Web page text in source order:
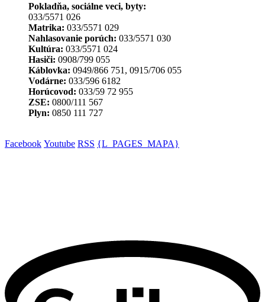
Pokladňa, sociálne veci, byty:
033/5571 026
Matrika: 033/5571 029
Nahlasovanie porúch: 033/5571 030
Kultúra: 033/5571 024
Hasiči: 0908/799 055
Káblovka: 0949/866 751, 0915/706 055
Vodárne: 033/596 6182
Horúcovod: 033/59 72 955
ZSE: 0800/111 567
Plyn: 0850 111 727
Facebook Youtube RSS {L_PAGES_MAPA}